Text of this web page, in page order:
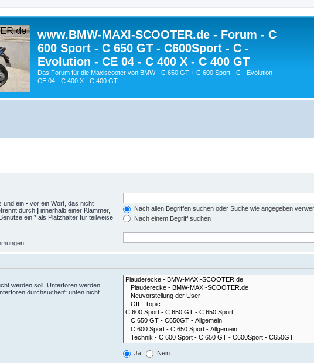
www.BMW-MAXI-SCOOTER.de - Forum - C
600 Sport - C 650 GT - C600Sport - C -
Evolution - CE 04 - C 400 X - C 400 GT
Das Forum für die Maxiscooter von BMW - C 650 GT + C 600 Sport - C - Evolution -
CE 04 - C 400 X - C 400 GT
und ein - vor ein Wort, das nicht
durch | innerhalb einer Klammer,
ein * als Platzhalter für teilweise
Nach allen Begriffen suchen oder Suche wie angegeben
Nach einem Begriff suchen
werden soll. Unterforen werden
durchsuchen“ unten nicht
Ja Nein